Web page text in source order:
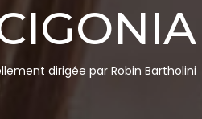
dirigée par Robin Bartholini